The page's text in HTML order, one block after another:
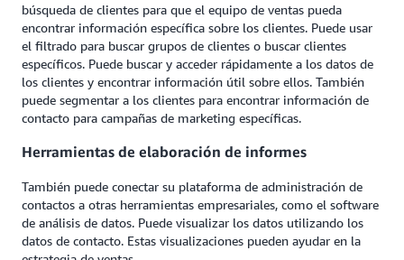
búsqueda de clientes para que el equipo de ventas pueda
encontrar información específica sobre los clientes. Puede usar
el filtrado para buscar grupos de clientes o buscar clientes
específicos. Puede buscar y acceder rápidamente a los datos de
los clientes y encontrar información útil sobre ellos. También
puede segmentar a los clientes para encontrar información de
contacto para campañas de marketing específicas.
Herramientas de elaboración de informes
También puede conectar su plataforma de administración de
contactos a otras herramientas empresariales, como el software
de análisis de datos. Puede visualizar los datos utilizando los
datos de contacto. Estas visualizaciones pueden ayudar en la